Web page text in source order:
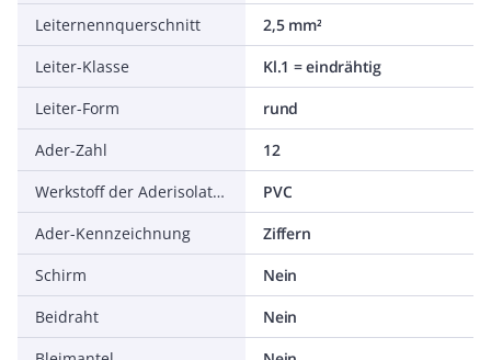
Leiternennquerschnitt
2,5 mm²
Leiter-Klasse
Kl.1 = eindrähtig
Leiter-Form
rund
Ader-Zahl
12
Werkstoff der Aderisolation
PVC
Ader-Kennzeichnung
Ziffern
Schirm
Nein
Beidraht
Nein